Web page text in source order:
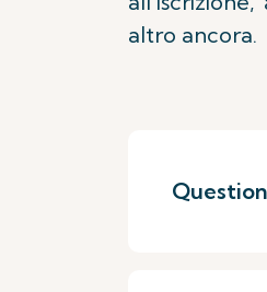
altro ancora.